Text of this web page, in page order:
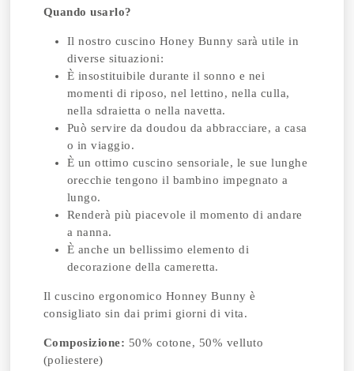
Quando usarlo?
Il nostro cuscino Honey Bunny sarà utile in
diverse situazioni:
È insostituibile durante il sonno e nei
momenti di riposo, nel lettino, nella culla,
nella sdraietta o nella navetta.
Può servire da doudou da abbracciare, a casa
o in viaggio.
È un ottimo cuscino sensoriale, le sue lunghe
orecchie tengono il bambino impegnato a
lungo.
Renderà più piacevole il momento di andare
a nanna.
È anche un bellissimo elemento di
decorazione della cameretta.
Il cuscino ergonomico Honney Bunny è
consigliato sin dai primi giorni di vita.
Composizione: 50% cotone, 50% velluto
(poliestere)